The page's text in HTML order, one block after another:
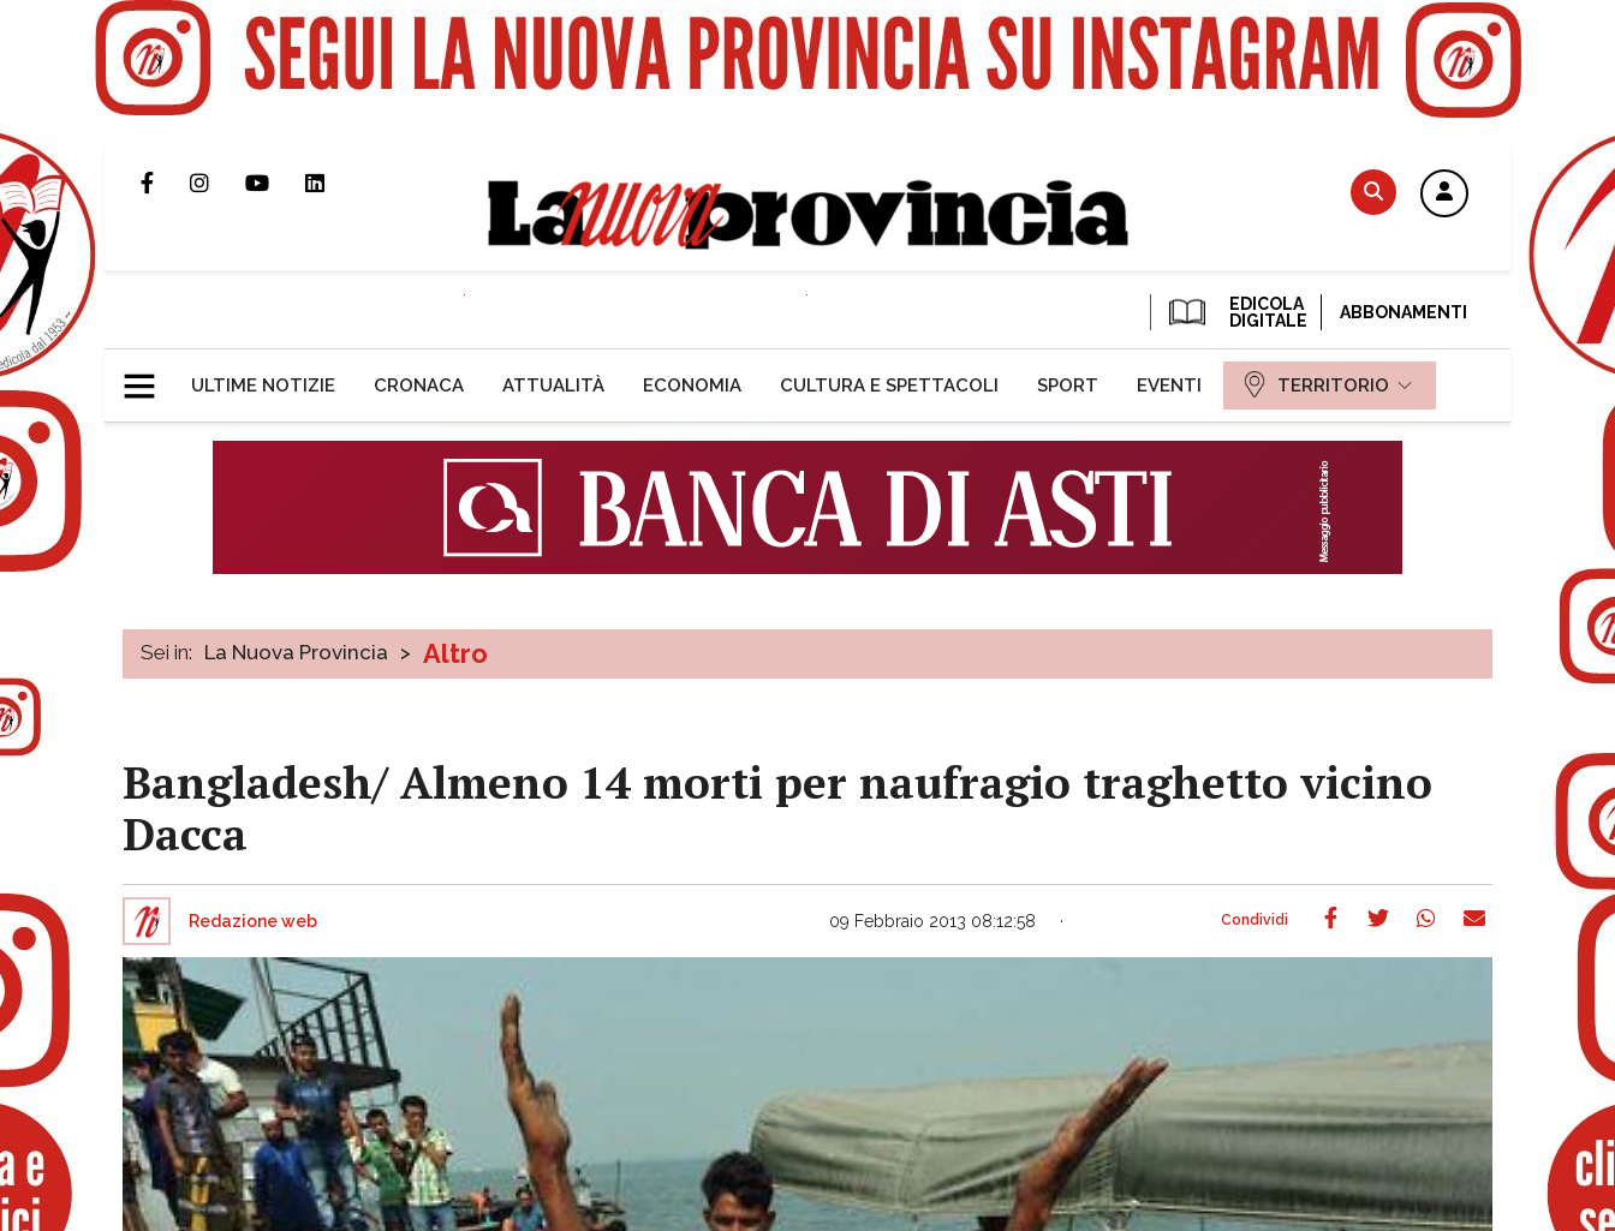
EDICOLA
DIGITALE
ABBONAMENTI
ULTIME NOTIZIE CRONACA ATTUALITÀ ECONOMIA CULTURA E SPETTACOLI SPORT EVENTI TERRITORIO
Sei in: La Nuova Provincia > Altro
Bangladesh/ Almeno 14 morti per naufragio traghetto vicino
Dacca
Redazione web 09 Febbraio 2013 08:12:58